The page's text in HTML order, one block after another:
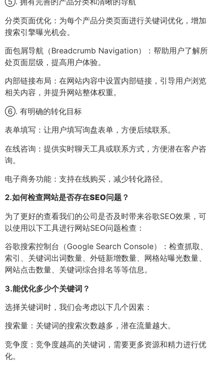
分类页面优化：为每个产品分类页面进行关键词优化，增加
搜索引擎曝光机会。
面包屑导航（Breadcrumb Navigation）：帮助用户了解所
处页面层级，提高用户体验。
内部链接布局：在网站内容中设置内部链接，引导用户浏览
相关内容，并提升网站整体权重。
⑥. 有明确的转化目标
表单填写：让用户填写询盘表单，方便后续联系。
在线咨询：提供实时聊天工具或联系方式，方便潜在客户咨
询。
电子商务功能：支持在线购买，减少转化路径。
2.如何检查网站是否存在SEO问题？
为了更好的查看我们的公司是否及时带来谷歌SEO效果，可
以使用以下工具进行网站SEO问题检查：
谷歌搜索控制台（Google Search Console）：检查抓取、
索引、关键词出词数量、外链新增数量、网格站曝光数量、
网站点击数量、关键词综合排名等等信息。
3.能优化多少个关键词？
选择关键词时，我们会考虑以下几个因素：
搜索量：关键词的搜索次数越多，潜在流量越大。
竞争度：竞争度越高的关键词，需要更多资源和精力进行优
化。